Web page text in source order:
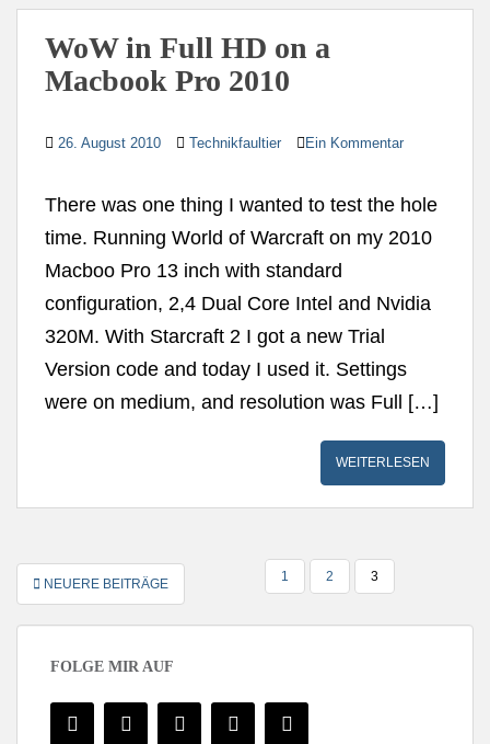
WoW in Full HD on a
Macbook Pro 2010
26. August 2010 Technikfaultier Ein Kommentar
There was one thing I wanted to test the hole
time. Running World of Warcraft on my 2010
Macboo Pro 13 inch with standard
configuration, 2,4 Dual Core Intel and Nvidia
320M. With Starcraft 2 I got a new Trial
Version code and today I used it. Settings
were on medium, and resolution was Full […]
WEITERLESEN
SEITENNUMMERIERUNG
DER
BEITRÄGE
NEUERE BEITRÄGE 1 2 3
FOLGE MIR AUF